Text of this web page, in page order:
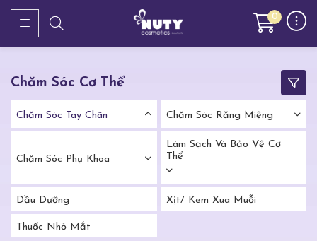
0
Chăm Sóc Cơ Thể
Chăm Sóc Tay Chân Chăm Sóc Răng Miệng
Chăm Sóc Phụ Khoa
Làm Sạch Và Bảo Vệ Cơ
Thể
Dầu Dưỡng Xịt/ Kem Xua Muỗi
Thuốc Nhỏ Mắt